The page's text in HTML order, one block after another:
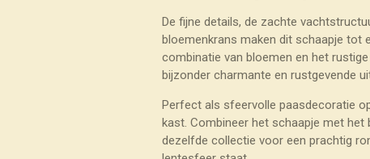
De fijne details, de zachte
bloemenkrans maken dit schaapje tot
combinatie van bloemen en het
bijzonder charmante en rustgevende
Perfect als sfeervolle paasdecoratie
kast. Combineer het schaapje met het
dezelfde collectie voor een prachtig